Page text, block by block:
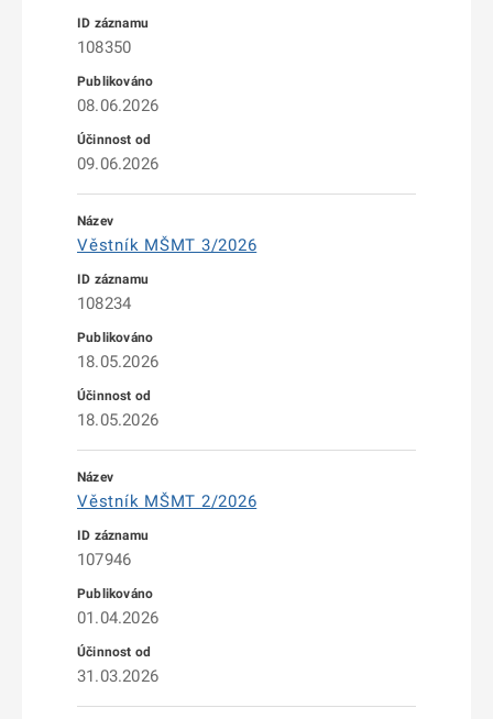
108350
08.06.2026
09.06.2026
Věstník MŠMT 3/2026
108234
18.05.2026
18.05.2026
Věstník MŠMT 2/2026
107946
01.04.2026
31.03.2026